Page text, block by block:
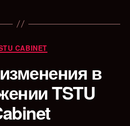
Рубрики
CABINET
в
TSTU